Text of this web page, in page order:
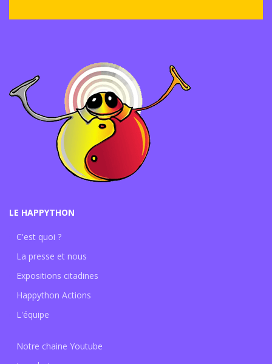
LE HAPPYTHON
C'est quoi ?
La presse et nous
Expositions citadines
Happython Actions
L'équipe
Notre chaine Youtube